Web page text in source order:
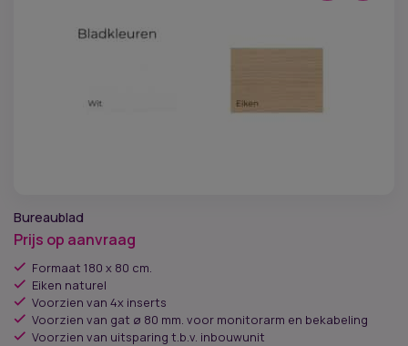
Bureaublad
Prijs op aanvraag
Formaat 180 x 80 cm.
Eiken naturel
Voorzien van 4x inserts
Voorzien van gat ø 80 mm. voor monitorarm en bekabeling
Voorzien van uitsparing t.b.v. inbouwunit